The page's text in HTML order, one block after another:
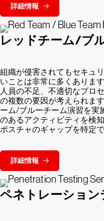
詳細情報
レッドチーム/ブ
組織が侵害されてもセキュ
いことは非常に多くありま
人員の不足、不適切なプロ
の複数の要因が考えられま
ーム/ブルーチーム演習を実
のあるアクティビティを検
ポスチャのギャップを特定で
詳細情報
ペネトレーション